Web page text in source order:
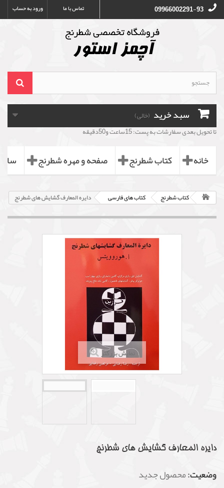
ورود به حساب تماس با ما 09966002291-93
سبد خرید (خالی)
تا تحویل بعدی سفارشات به پست: 15ساعت و50دقیقه
خانه کتاب شطرنج صفحه و مهره شطرنج
کتاب شطرنج کتاب های فارسی دایره المعارف گشایش های شطرنج
نمایش بزرگتر
دایره المعارف گشایش های شطرنج
وضعیت:محصول جدید